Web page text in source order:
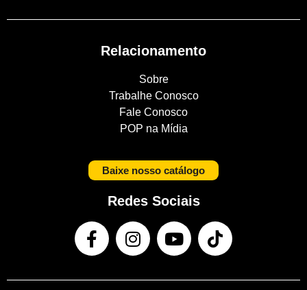
Relacionamento
Sobre
Trabalhe Conosco
Fale Conosco
POP na Mídia
Baixe nosso catálogo
Redes Sociais